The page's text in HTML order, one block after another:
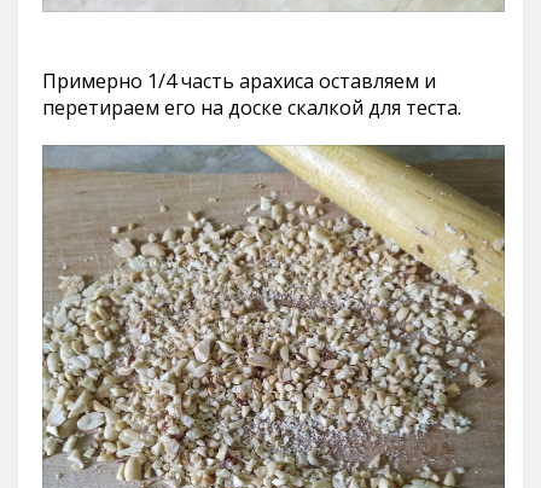
Примерно 1/4 часть арахиса оставляем и
перетираем его на доске скалкой для теста.